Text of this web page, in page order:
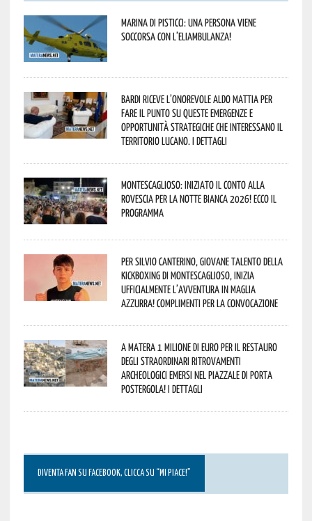
Marina di Pisticci: una persona viene
soccorsa con l’eliambulanza!
Bardi riceve l’onorevole Aldo Mattia per
fare il punto su queste emergenze e
opportunità strategiche che interessano il
territorio lucano. I dettagli
Montescaglioso: iniziato il conto alla
rovescia per la Notte Bianca 2026! Ecco il
programma
Per Silvio Canterino, giovane talento della
kickboxing di Montescaglioso, inizia
ufficialmente l’avventura in maglia
azzurra! Complimenti per la convocazione
A Matera 1 milione di euro per il restauro
degli straordinari ritrovamenti
archeologici emersi nel piazzale di Porta
Postergola! I dettagli
DIVENTA FAN SU FACEBOOK, CLICCA SU “MI PIACE!”